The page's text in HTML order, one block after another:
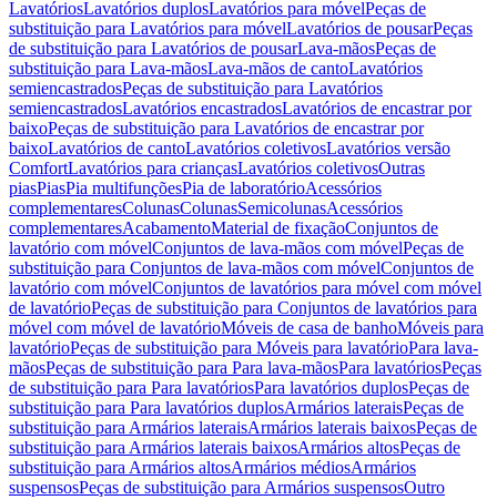
LavatóriosLavatórios duplosLavatórios para móvelPeças de
substituição para Lavatórios para móvelLavatórios de pousarPeças
de substituição para Lavatórios de pousarLava-mãosPeças de
substituição para Lava-mãosLava-mãos de cantoLavatórios
semiencastradosPeças de substituição para Lavatórios
semiencastradosLavatórios encastradosLavatórios de encastrar por
baixoPeças de substituição para Lavatórios de encastrar por
baixoLavatórios de cantoLavatórios coletivosLavatórios versão
ComfortLavatórios para criançasLavatórios coletivosOutras
piasPiasPia multifunçõesPia de laboratórioAcessórios
complementaresColunasColunasSemicolunasAcessórios
complementaresAcabamentoMaterial de fixaçãoConjuntos de
lavatório com móvelConjuntos de lava-mãos com móvelPeças de
substituição para Conjuntos de lava-mãos com móvelConjuntos de
lavatório com móvelConjuntos de lavatórios para móvel com móvel
de lavatórioPeças de substituição para Conjuntos de lavatórios para
móvel com móvel de lavatórioMóveis de casa de banhoMóveis para
lavatórioPeças de substituição para Móveis para lavatórioPara lava-
mãosPeças de substituição para Para lava-mãosPara lavatóriosPeças
de substituição para Para lavatóriosPara lavatórios duplosPeças de
substituição para Para lavatórios duplosArmários lateraisPeças de
substituição para Armários lateraisArmários laterais baixosPeças de
substituição para Armários laterais baixosArmários altosPeças de
substituição para Armários altosArmários médiosArmários
suspensosPeças de substituição para Armários suspensosOutro